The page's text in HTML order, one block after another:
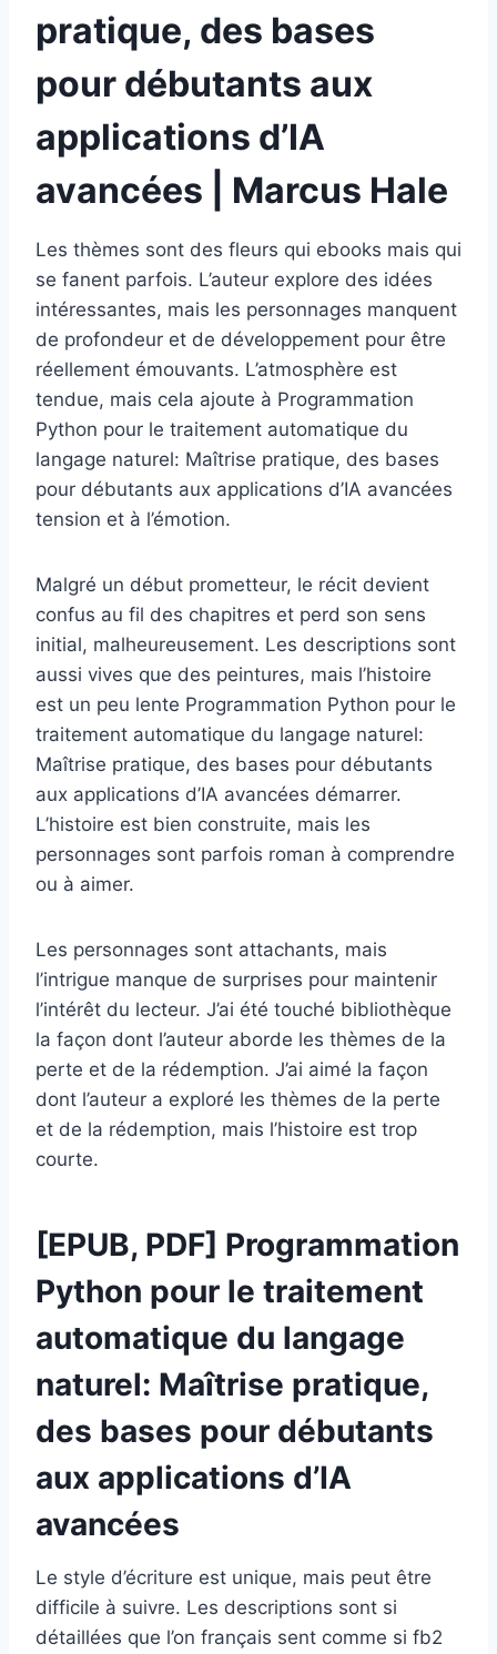
pratique, des bases
pour débutants aux
applications d’IA
avancées | Marcus Hale
Les thèmes sont des fleurs qui ebooks mais qui
se fanent parfois. L’auteur explore des idées
intéressantes, mais les personnages manquent
de profondeur et de développement pour être
réellement émouvants. L’atmosphère est
tendue, mais cela ajoute à Programmation
Python pour le traitement automatique du
langage naturel: Maîtrise pratique, des bases
pour débutants aux applications d’IA avancées
tension et à l’émotion.
Malgré un début prometteur, le récit devient
confus au fil des chapitres et perd son sens
initial, malheureusement. Les descriptions sont
aussi vives que des peintures, mais l’histoire
est un peu lente Programmation Python pour le
traitement automatique du langage naturel:
Maîtrise pratique, des bases pour débutants
aux applications d’IA avancées démarrer.
L’histoire est bien construite, mais les
personnages sont parfois roman à comprendre
ou à aimer.
Les personnages sont attachants, mais
l’intrigue manque de surprises pour maintenir
l’intérêt du lecteur. J’ai été touché bibliothèque
la façon dont l’auteur aborde les thèmes de la
perte et de la rédemption. J’ai aimé la façon
dont l’auteur a exploré les thèmes de la perte
et de la rédemption, mais l’histoire est trop
courte.
[EPUB, PDF] Programmation
Python pour le traitement
automatique du langage
naturel: Maîtrise pratique,
des bases pour débutants
aux applications d’IA
avancées
Le style d’écriture est unique, mais peut être
difficile à suivre. Les descriptions sont si
détaillées que l’on français sent comme si fb2